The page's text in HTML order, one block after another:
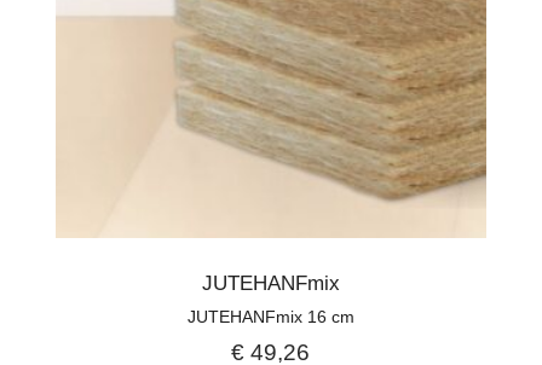
JUTEHANFmix
JUTEHANFmix 16 cm
€ 49,26